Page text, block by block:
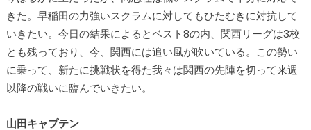
きた。早稲田の力強いスクラムに対してもひたむきに対抗して
いきたい。今日の結果によるとベスト8の内、関西リーグは3校
とも残っており、今、関西には追い風が吹いている。この勢い
に乗って、新たに挑戦状を得た我々は関西の先陣を切って来週
以降の戦いに臨んでいきたい。
山田キャプテン